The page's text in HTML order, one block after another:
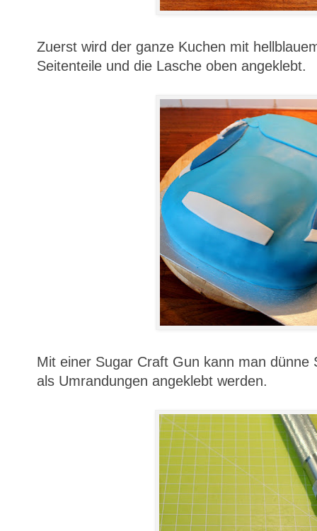
Zuerst wird der ganze Kuchen mit
Seitenteile und die Lasche oben angeklebt.
Mit einer Sugar Craft Gun kann man dünne
als Umrandungen angeklebt werden.